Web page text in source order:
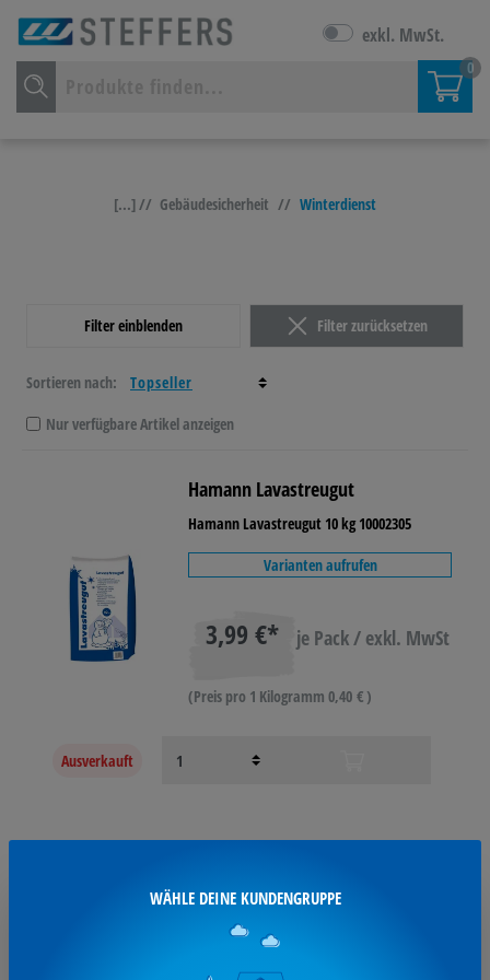
exkl. MwSt.
0
[...] // Gebäudesicherheit // Winterdienst
Filter einblenden Filter zurücksetzen
Sortieren nach:
Nur verfügbare Artikel anzeigen
Hamann Lavastreugut
Hamann Lavastreugut 10 kg 10002305
Varianten aufrufen
3,99 €* je Pack / exkl. MwSt
(Preis pro 1 Kilogramm 0,40 € )
Ausverkauft
Bahnhofstr. 24 (Prof.-Gärtner-Str. 25)
48607 Ochtrup
WÄHLE DEINE KUNDENGRUPPE